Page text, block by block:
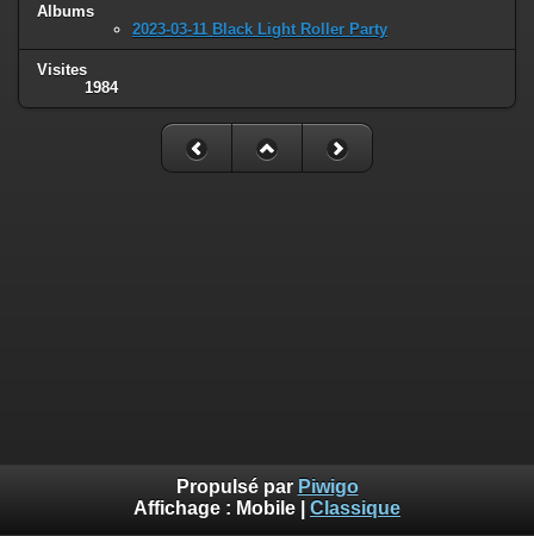
Albums
2023-03-11 Black Light Roller Party
Visites
1984
Propulsé par Piwigo
Affichage : Mobile Classique